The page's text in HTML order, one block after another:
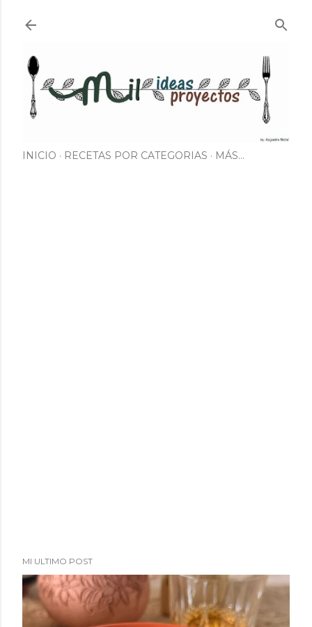
INICIO RECETAS POR CATEGORIAS MÁS…
MI ULTIMO POST